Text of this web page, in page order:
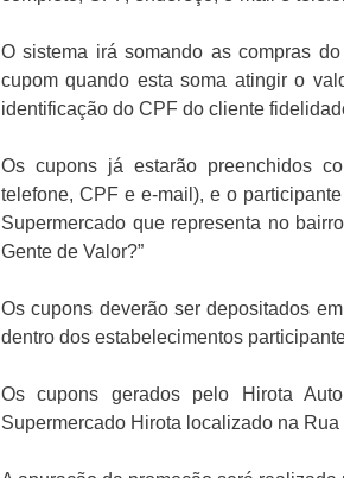
O sistema irá somando as compras
cupom quando esta soma atingir o
identificação do CPF do cliente
Os cupons já estarão preenchidos
telefone, CPF e e-mail), e o
Supermercado que representa no
Gente de Valor?”
Os cupons deverão ser depositados
dentro dos estabelecimentos
Os cupons gerados pelo Hirota
Supermercado Hirota localizado na